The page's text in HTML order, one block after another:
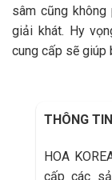
sâm cũng
giải khát. Hy
cung cấp sẽ giúp
THÔNG
HOA
cấp các